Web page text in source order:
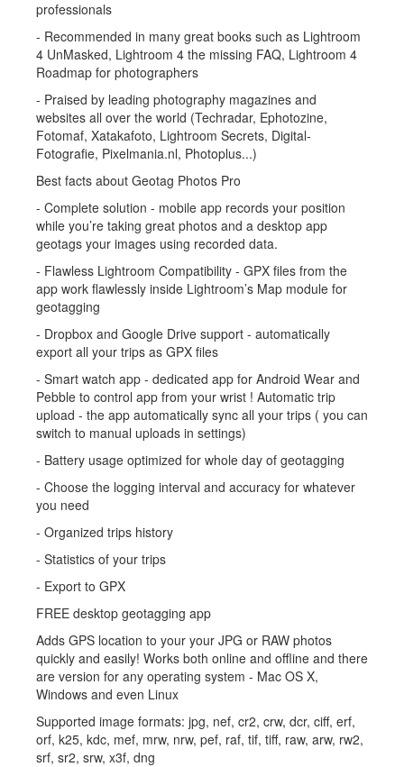
professionals
- Recommended in many great books such as Lightroom
4 UnMasked, Lightroom 4 the missing FAQ, Lightroom 4
Roadmap for photographers
- Praised by leading photography magazines and
websites all over the world (Techradar, Ephotozine,
Fotomaf, Xatakafoto, Lightroom Secrets, Digital-
Fotografie, Pixelmania.nl, Photoplus...)
Best facts about Geotag Photos Pro
- Complete solution - mobile app records your position
while you’re taking great photos and a desktop app
geotags your images using recorded data.
- Flawless Lightroom Compatibility - GPX files from the
app work flawlessly inside Lightroom’s Map module for
geotagging
- Dropbox and Google Drive support - automatically
export all your trips as GPX files
- Smart watch app - dedicated app for Android Wear and
Pebble to control app from your wrist ! Automatic trip
upload - the app automatically sync all your trips ( you can
switch to manual uploads in settings)
- Battery usage optimized for whole day of geotagging
- Choose the logging interval and accuracy for whatever
you need
- Organized trips history
- Statistics of your trips
- Export to GPX
FREE desktop geotagging app
Adds GPS location to your your JPG or RAW photos
quickly and easily! Works both online and offline and there
are version for any operating system - Mac OS X,
Windows and even Linux
Supported image formats: jpg, nef, cr2, crw, dcr, ciff, erf,
orf, k25, kdc, mef, mrw, nrw, pef, raf, tif, tiff, raw, arw, rw2,
srf, sr2, srw, x3f, dng